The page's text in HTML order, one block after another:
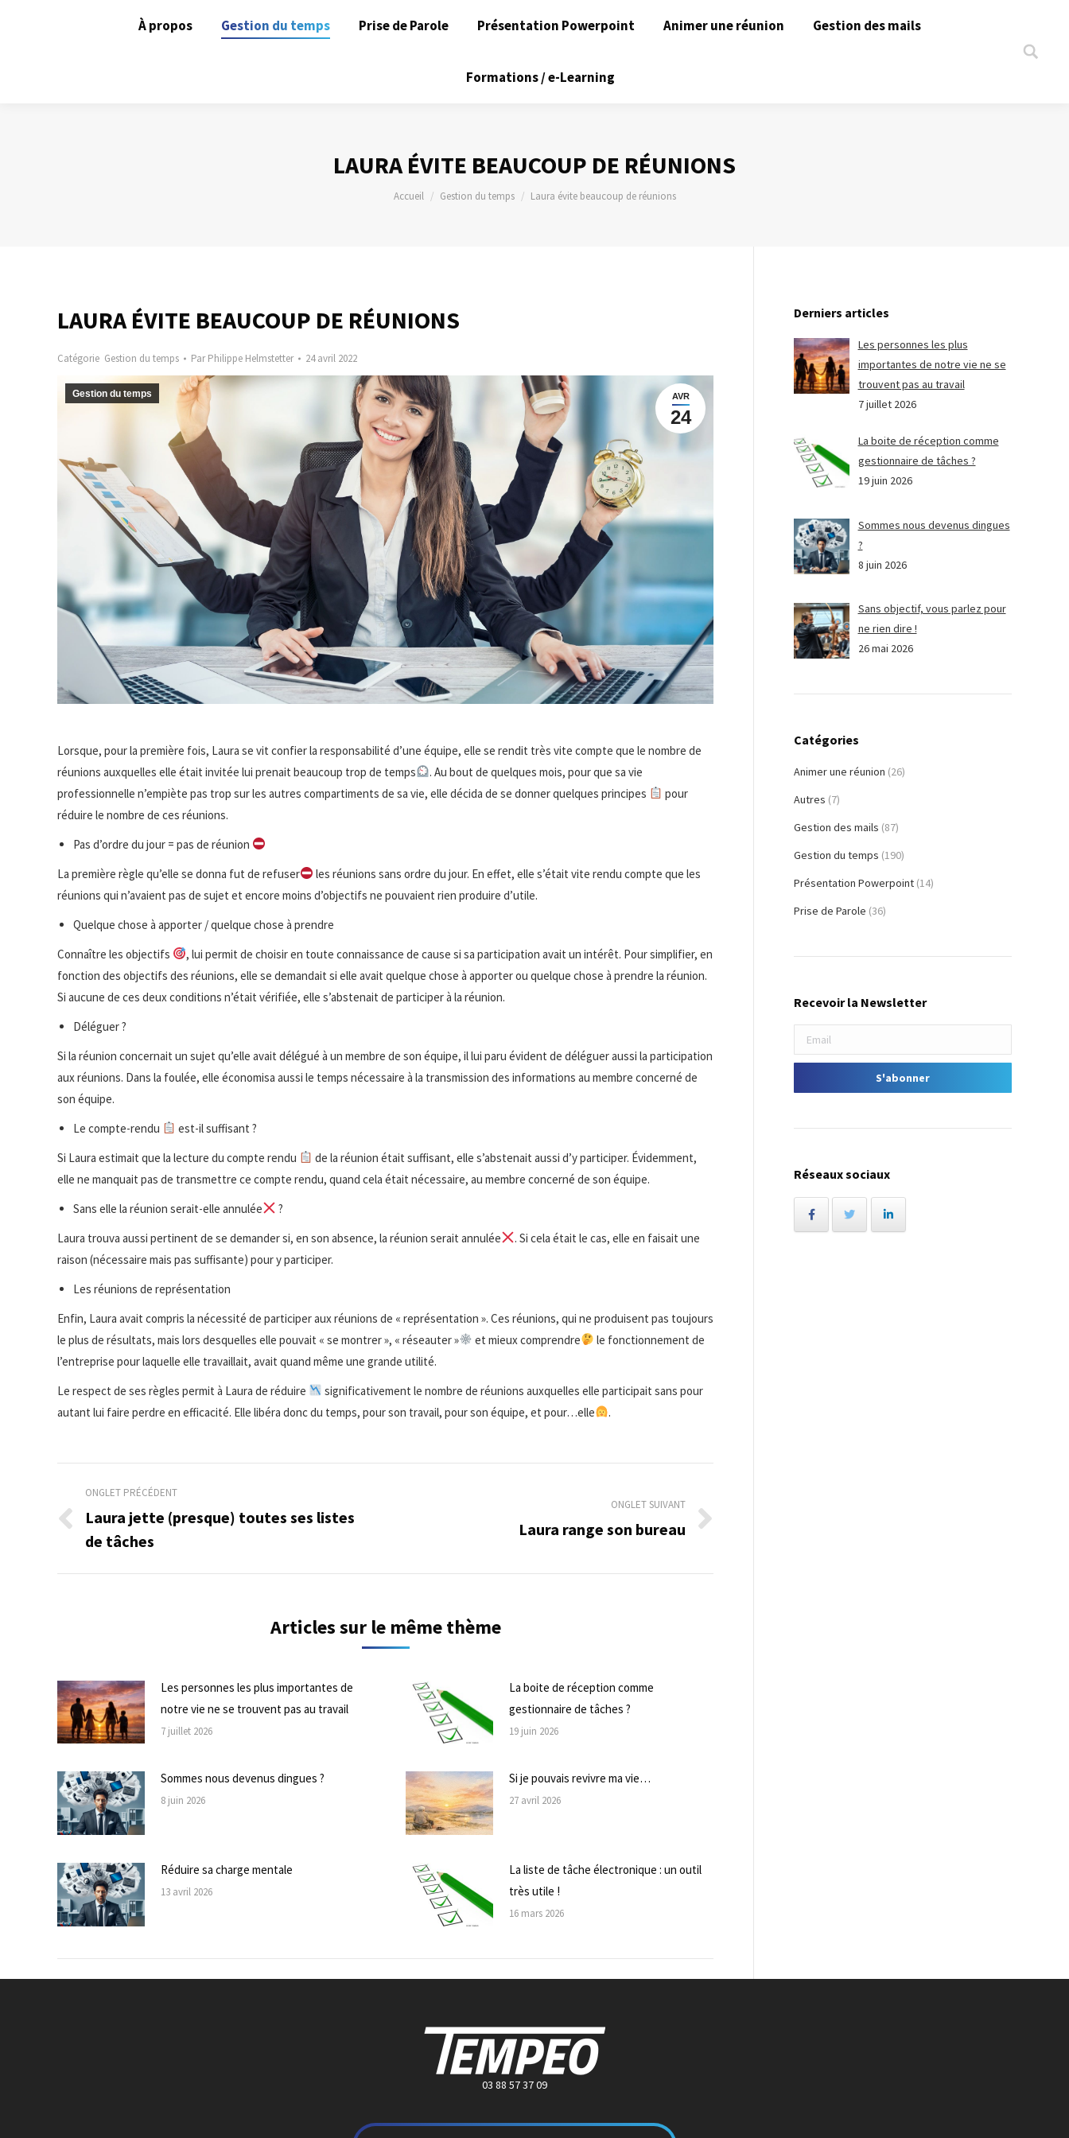
À propos Gestion du temps Prise de Parole Présentation Powerpoint Animer une réunion Gestion des mails
Formations / e-Learning
Search:
LAURA ÉVITE BEAUCOUP DE RÉUNIONS
Vous êtes ici :
Accueil Gestion du temps Laura évite beaucoup de réunions
LAURA ÉVITE BEAUCOUP DE RÉUNIONS
Catégorie Gestion du temps ParPhilippe Helmstetter 24 avril 2022
AVR
24
Gestion du temps
Lorsque, pour la première fois, Laura se vit confier la responsabilité d’une équipe, elle se rendit très vite compte que le nombre de
réunions auxquelles elle était invitée lui prenait beaucoup trop de temps
. Au bout de quelques mois, pour que sa vie
professionnelle n’empiète pas trop sur les autres compartiments de sa vie, elle décida de se donner quelques principes
pour
réduire le nombre de ces réunions.
Pas d’ordre du jour = pas de réunion
La première règle qu’elle se donna fut de refuser
les réunions sans ordre du jour. En effet, elle s’était vite rendu compte que les
réunions qui n’avaient pas de sujet et encore moins d’objectifs ne pouvaient rien produire d’utile.
Quelque chose à apporter / quelque chose à prendre
Connaître les objectifs
, lui permit de choisir en toute connaissance de cause si sa participation avait un intérêt. Pour simplifier, en
fonction des objectifs des réunions, elle se demandait si elle avait quelque chose à apporter ou quelque chose à prendre la réunion.
Si aucune de ces deux conditions n’était vérifiée, elle s’abstenait de participer à la réunion.
Déléguer ?
Si la réunion concernait un sujet qu’elle avait délégué à un membre de son équipe, il lui paru évident de déléguer aussi la participation
aux réunions. Dans la foulée, elle économisa aussi le temps nécessaire à la transmission des informations au membre concerné de
son équipe.
Le compte-rendu
est-il suffisant ?
Si Laura estimait que la lecture du compte rendu
de la réunion était suffisant, elle s’abstenait aussi d’y participer. Évidemment,
elle ne manquait pas de transmettre ce compte rendu, quand cela était nécessaire, au membre concerné de son équipe.
Sans elle la réunion serait-elle annulée
?
Laura trouva aussi pertinent de se demander si, en son absence, la réunion serait annulée
. Si cela était le cas, elle en faisait une
raison (nécessaire mais pas suffisante) pour y participer.
Les réunions de représentation
Enfin, Laura avait compris la nécessité de participer aux réunions de « représentation ». Ces réunions, qui ne produisent pas toujours
le plus de résultats, mais lors desquelles elle pouvait « se montrer », « réseauter »
et mieux comprendre
le fonctionnement de
l’entreprise pour laquelle elle travaillait, avait quand même une grande utilité.
Le respect de ses règles permit à Laura de réduire
significativement le nombre de réunions auxquelles elle participait sans pour
autant lui faire perdre en efficacité. Elle libéra donc du temps, pour son travail, pour son équipe, et pour…elle
.
Navigation
de
commentaire
ONGLET PRÉCÉDENT
Onglet
précédent
Laura jette (presque) toutes ses listes
de tâches
ONGLET SUIVANT
Laura range son bureau
Articles sur le même thème
Les personnes les plus importantes de
notre vie ne se trouvent pas au travail
7 juillet 2026
La boite de réception comme
gestionnaire de tâches ?
19 juin 2026
Sommes nous devenus dingues ?
8 juin 2026
Si je pouvais revivre ma vie…
27 avril 2026
Réduire sa charge mentale
13 avril 2026
La liste de tâche électronique : un outil
très utile !
16 mars 2026
Derniers articles
Les personnes les plus
importantes de notre vie ne se
trouvent pas au travail
7 juillet 2026
La boite de réception comme
gestionnaire de tâches ?
19 juin 2026
Sommes nous devenus dingues
?
8 juin 2026
Sans objectif, vous parlez pour
ne rien dire !
26 mai 2026
Catégories
Animer une réunion (26)
Autres (7)
Gestion des mails (87)
Gestion du temps (190)
Présentation Powerpoint (14)
Prise de Parole (36)
Recevoir la Newsletter
Réseaux sociaux
03 88 57 37 09